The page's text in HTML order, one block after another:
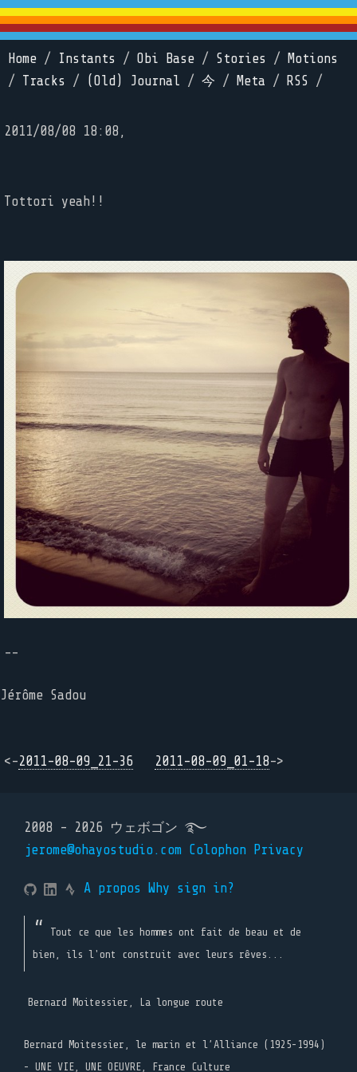
Home / Instants / Obi Base / Stories /
Motions
/ Tracks / (Old) Journal / 今 / Meta / RSS /
2011/08/08 18:08,
Tottori yeah!!
--
Jérôme Sadou
<-2011-08-09_21-36 2011-08-09_01-18->
2008 - 2026 ウェボゴン ࿐
jerome@ohayostudio.com Colophon Privacy
A propos Why sign in?
Tout ce que les hommes ont fait de beau et de
bien, ils l'ont construit avec leurs rêves...
Bernard Moitessier, La longue route
Bernard Moitessier, le marin et l’Alliance (1925-1994)
- UNE VIE, UNE OEUVRE, France Culture